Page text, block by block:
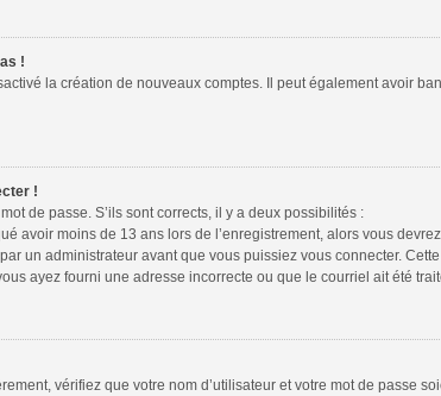
!
la création de nouveaux comptes. Il peut également avoir
!
de passe. S’ils sont corrects, il y a deux possibilités :
avoir moins de 13 ans lors de l’enregistrement, alors vous
un administrateur avant que vous puissiez vous connecter.
ayez fourni une adresse incorrecte ou que le courriel ait été
vérifiez que votre nom d’utilisateur et votre mot de passe